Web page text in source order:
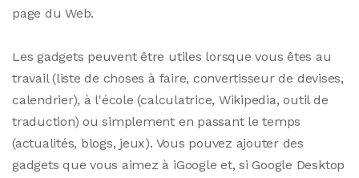
page du Web.
Les gadgets peuvent être utiles lorsque vous êtes au
travail (liste de choses à faire, convertisseur de devises,
calendrier), à l'école (calculatrice, Wikipedia, outil de
traduction) ou simplement en passant le temps
(actualités, blogs, jeux). Vous pouvez ajouter des
gadgets que vous aimez à iGoogle et, si Google Desktop